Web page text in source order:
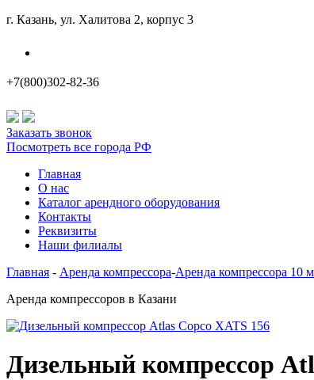
г. Казань, ул. Халитова 2, корпус 3
+7(800)302-82-36
Заказать звонок
Посмотреть все города РФ
Главная
О нас
Каталог арендного оборудования
Контакты
Реквизиты
Наши филиалы
Главная - Аренда компрессора-Аренда компрессора 10
Аренда компрессоров в Казани
Дизельный компрессор